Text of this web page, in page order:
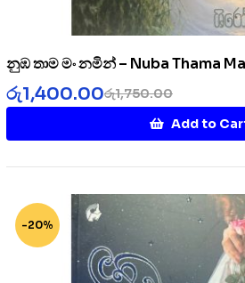
නුඹ තාම මං නමින් – Nuba Thama
රු1,750.00
රු1,400.00
Add to
-20%